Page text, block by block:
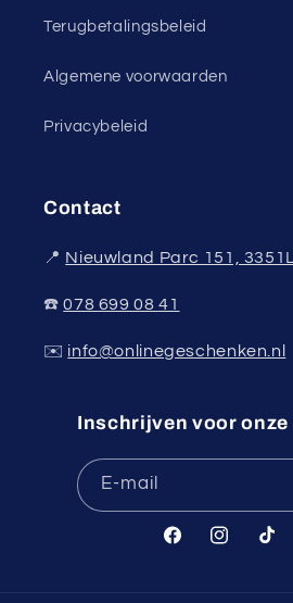
Terugbetalingsbeleid
Algemene voorwaarden
Privacybeleid
Contact
📍 Nieuwland Parc 151,
☎️078 699 08 41
✉️ info@onlinegeschenken.nl
Inschrijven voor
E‑mail
FacebookInstagram